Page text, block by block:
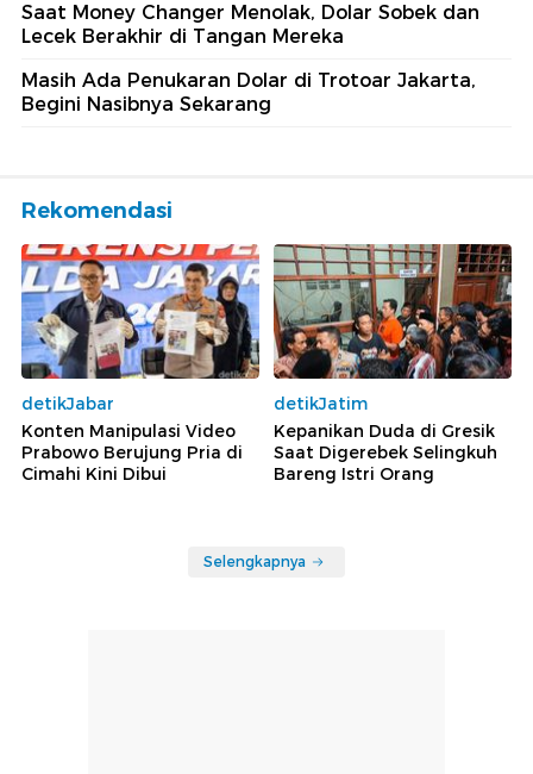
Saat Money Changer Menolak, Dolar Sobek dan
Lecek Berakhir di Tangan Mereka
Masih Ada Penukaran Dolar di Trotoar Jakarta,
Begini Nasibnya Sekarang
Rekomendasi
detikJabar
Konten Manipulasi Video
Prabowo Berujung Pria di
Cimahi Kini Dibui
detikJatim
Kepanikan Duda di Gresik
Saat Digerebek Selingkuh
Bareng Istri Orang
Selengkapnya